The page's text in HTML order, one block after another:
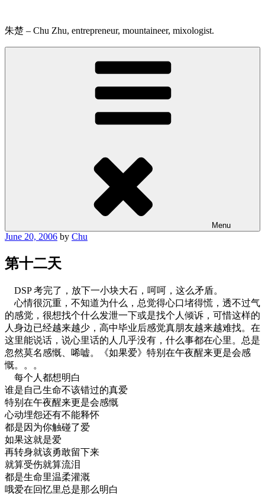
content
朱楚 – Chu Zhu, entrepreneur, mountaineer, mixologist.
Menu
Posted
June 20, 2006 by Chu
第十二天
DSP 考完了，放下一小块大石，呵呵，这么矛盾。
心情很沉重，不知道为什么，总觉得心口堵得慌，透不过气
的感觉，很想找个什么发泄一下或是找个人倾诉，可惜这样的
人身边已经越来越少，高中毕业后感觉真朋友越来越难找。在
这里能说话，说心里话的人几乎没有，什么事都在心里。总是
忽然莫名感慨、唏嘘。《如果爱》特别在午夜醒来更是会感
慨。。。
每个人都想明白
谁是自己生命不该错过的真爱
特别在午夜醒来更是会感慨
心动埋怨还有不能释怀
都是因为你触碰了爱
如果这就是爱
再转身就该勇敢留下来
就算受伤就算流泪
都是生命里温柔灌溉
哦爱在回忆里总是那么明白